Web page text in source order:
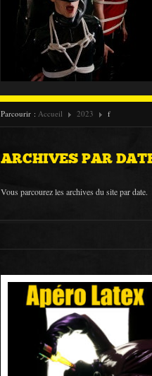
Parcourir : Accueil 2023 f
ARCHIVES PAR
Vous parcourez les archives du site par date.